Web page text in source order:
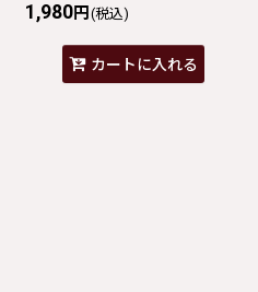
1,980円 (税込)
カートに入れる